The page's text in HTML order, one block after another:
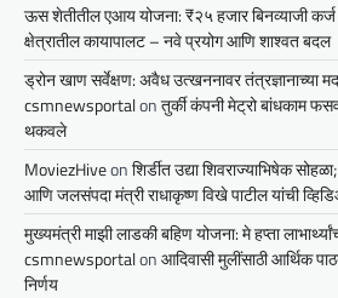
ऊस शेतीतील एआय योजना: ₹२५ हजार बिनव्याजी
क्षेत्रातील कायापालट – नवे प्रयोग आणि शाश्वत बदल
ड्रोन खाण सर्वेक्षण: अवैध उत्खननावर तंत्रज्ञानाच्या
csmnewsportalonतुर्की कंपनी मेट्रो बांधकाम
थकवले
MoviezHiveonशिर्डीत उद्या शिवराज्याभिषेक
आणि जलसंपदा मंत्री राधाकृष्ण विखे पाटील यांची
मुख्यमंत्री माझी लाडकी बहिण योजना: मे हप्ता
csmnewsportalonआदिवासी मुलींसाठी आर्थिक
निर्णय